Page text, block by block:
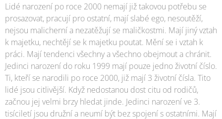
Lidé narození po roce 2000 nemají již takovou potřebu se
prosazovat, pracují pro ostatní, mají slabé ego, nesoutěží,
nejsou malicherní a nezatěžují se maličkostmi. Mají jiný vztah
k majetku, nechtějí se k majetku poutat. Mění se i vztah k
práci. Mají tendenci všechny a všechno obejmout a chránit.
Jedinci narození do roku 1999 mají pouze jedno životní číslo.
Ti, kteří se narodili po roce 2000, již mají 3 životní čísla. Tito
lidé jsou citlivější. Když nedostanou dost citu od rodičů,
začnou jej velmi brzy hledat jinde. Jedinci narození ve 3.
tisíciletí jsou družní a neumí být bez spojení s ostatními. Mají